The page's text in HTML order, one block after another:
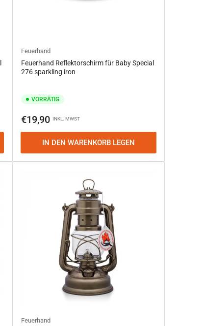
Feuerhand
Feuerhand Reflektorschirm für Baby Special
276 sparkling iron
VORRÄTIG
Normaler
€19,90 INKL. MWST
IN DEN WARENKORB LEGEN
Feuerhand